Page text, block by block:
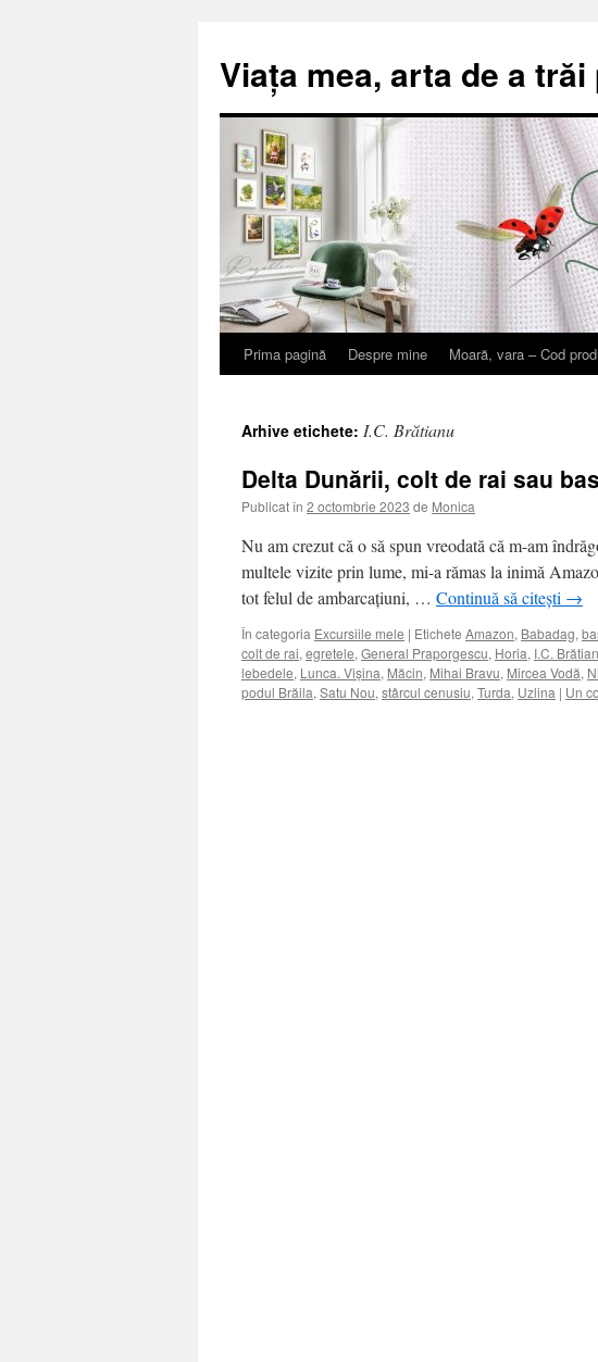
Viața mea, arta de a
Sari
conținut
Prima pagină Despre mine Moară, vara – Cod
Arhive etichete: I.C. Brătianu
Delta Dunării, colt de rai sau
Publicat în 2 octombrie 2023 de Monica
Nu am crezut că o să spun vreodată că m-am
multele vizite prin lume, mi-a rămas la inimă
tot felul de ambarcațiuni, … Continuă să citești →
În categoria Excursiile mele | Etichete Amazon, Babadag,
colt de rai, egretele, General Praporgescu, Horia, I.C.
lebedele, Lunca. Vișina, Măcin, Mihai Bravu, Mircea Vodă,
podul Brăila, Satu Nou, stârcul cenusiu, Turda, Uzlina | Un